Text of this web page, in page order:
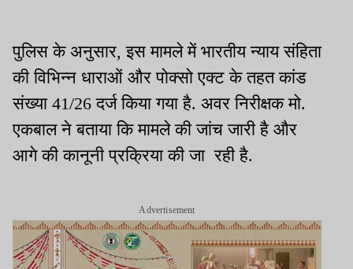
पुलिस के अनुसार, इस मामले में भारतीय न्याय संहिता
की विभिन्न धाराओं और पोक्सो एक्ट के तहत कांड
संख्या 41/26 दर्ज किया गया है. अवर निरीक्षक मो.
एकबाल ने बताया कि मामले की जांच जारी है और
आगे की कानूनी प्रक्रिया की जा रही है.
Advertisement